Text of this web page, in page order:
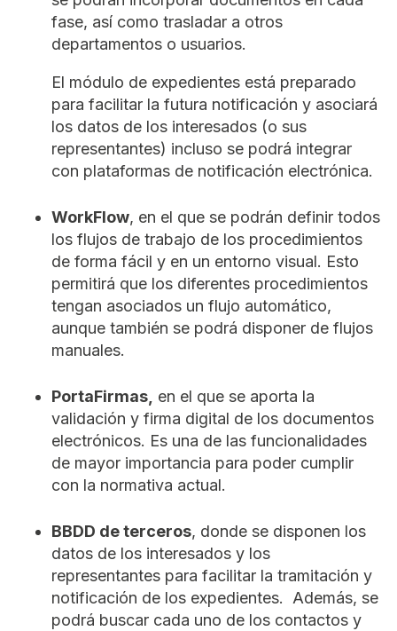
fase, así como trasladar a otros
departamentos o usuarios.
El módulo de expedientes está preparado
para facilitar la futura notificación y asociará
los datos de los interesados (o sus
representantes) incluso se podrá integrar
con plataformas de notificación electrónica.
WorkFlow, en el que se podrán definir todos
los flujos de trabajo de los procedimientos
de forma fácil y en un entorno visual. Esto
permitirá que los diferentes procedimientos
tengan asociados un flujo automático,
aunque también se podrá disponer de flujos
manuales.
PortaFirmas, en el que se aporta la
validación y firma digital de los documentos
electrónicos. Es una de las funcionalidades
de mayor importancia para poder cumplir
con la normativa actual.
BBDD de terceros, donde se disponen los
datos de los interesados y los
representantes para facilitar la tramitación y
notificación de los expedientes. Además, se
podrá buscar cada uno de los contactos y